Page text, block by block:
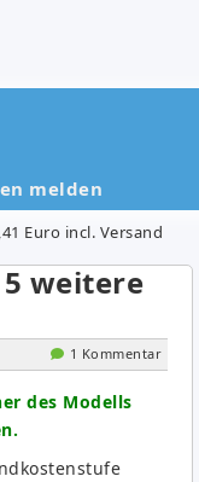
melden
Euro incl. Versand
weitere
1 Kommentar
des Modells